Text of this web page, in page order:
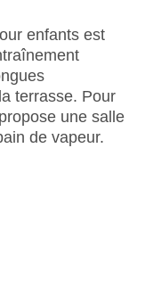
enfants est
terrasse. Pour
une salle
de vapeur.